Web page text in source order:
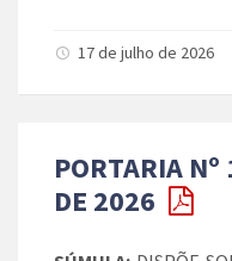
17 de julho de 2026
PORTARIA
DE 2026